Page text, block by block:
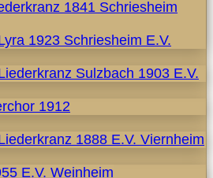
1841 Schriesheim
1923 Schriesheim E.V.
Sulzbach 1903 E.V.
1912
1888 E.V. Viernheim
E.V. Weinheim